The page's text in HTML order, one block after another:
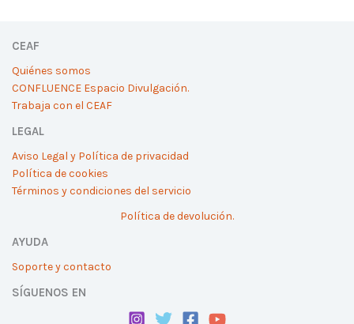
CEAF
Quiénes somos
CONFLUENCE Espacio Divulgación.
Trabaja con el CEAF
LEGAL
Aviso Legal y Política de privacidad
Política de cookies
Términos y condiciones del servicio
Política de devolución.
AYUDA
Soporte y contacto
SÍGUENOS EN